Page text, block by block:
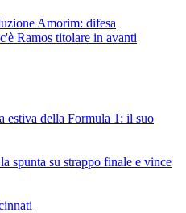
Amorim: difesa
Ramos titolare in avanti
estiva della Formula 1: il suo
spunta su strappo finale e vince